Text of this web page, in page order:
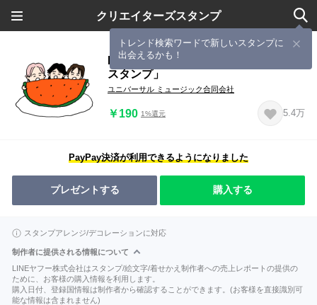
クリエイターズスタンプ
トレンド検索ワードで新しいスタンプに
出会えるかも！
Mrs. GREEN APPLE「ミセスのなつ
スタンプ」
ユニバーサル ミュージック合同会社
￥190 1%還元 5.4万
PayPay決済が利用できるようになりました
プレゼントする 購入する
スタンプアレンジ/デコレーションに対応
制作者に提供される情報について
LINEヤフー株式会社はスタンプ/絵文字/着せかえ制作者への売上レポートの提供の
ために、お客様の購入情報を利用します。
購入日付、登録国情報は制作者から確認することができます。(お客様を直接識別可
能な情報は含まれません)